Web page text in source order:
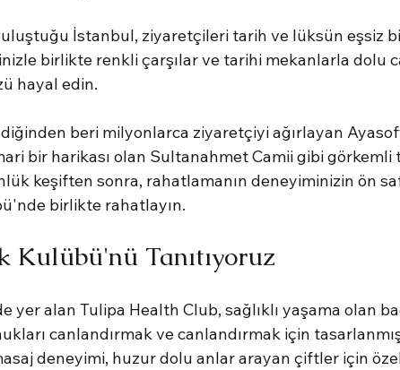
İstanbul, ziyaretçileri tarih ve lüksün eşsiz
birlikte renkli çarşılar ve tarihi mekanlarla dolu
hayal edin.
beri milyonlarca ziyaretçiyi ağırlayan
bir harikası olan Sultanahmet Camii gibi
keşiften sonra, rahatlamanın deneyiminizin ön
birlikte rahatlayın.
Kulübü'nü Tanıtıyoruz
alan Tulipa Health Club, sağlıklı yaşama olan
canlandırmak ve canlandırmak için
deneyimi, huzur dolu anlar arayan çiftler için